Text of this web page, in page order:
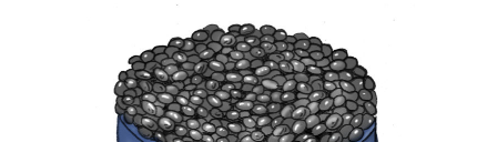
SEVRUGA
70,00€